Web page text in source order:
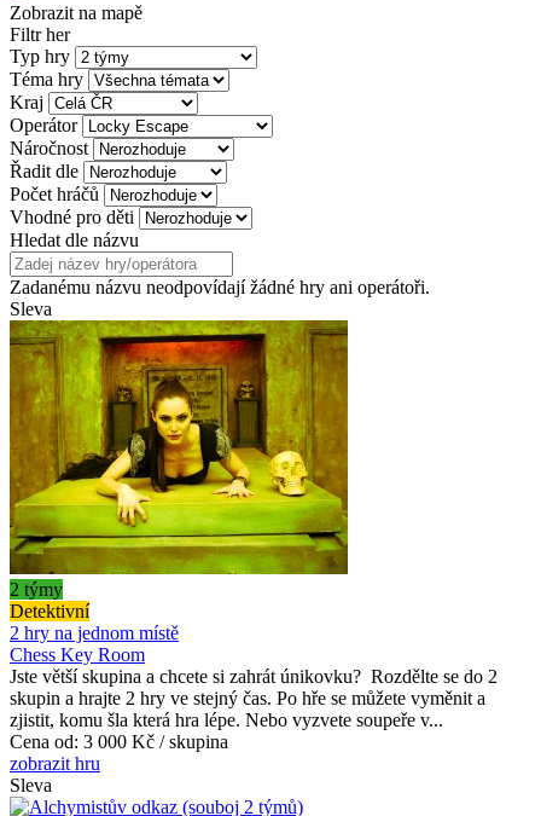
Zobrazit na mapě
Filtr her
Typ hry
Téma hry
Kraj
Operátor
Náročnost
Řadit dle
Počet hráčů
Vhodné pro děti
Hledat dle názvu
Zadanému názvu neodpovídají žádné hry ani operátoři.
Sleva
2 týmy
Detektivní
2 hry na jednom místě
Chess Key Room
Jste větší skupina a chcete si zahrát únikovku? Rozdělte se do 2
skupin a hrajte 2 hry ve stejný čas. Po hře se můžete vyměnit a
zjistit, komu šla která hra lépe. Nebo vyzvete soupeře v...
Cena od: 3 000 Kč / skupina
zobrazit hru
Sleva